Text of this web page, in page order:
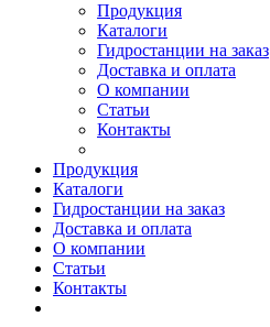
Продукция
Каталоги
Гидростанции на заказ
Доставка и оплата
О компании
Статьи
Контакты
Продукция
Каталоги
Гидростанции на заказ
Доставка и оплата
О компании
Статьи
Контакты